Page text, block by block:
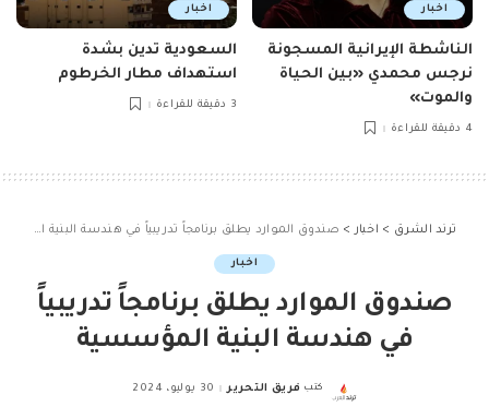
اخبار
الناشطة الإيرانية المسجونة
نرجس محمدي «بين الحياة
والموت»
4 دقيقة للقراءة
اخبار
السعودية تدين بشدة
استهداف مطار الخرطوم
3 دقيقة للقراءة
ترند الشرق > اخبار > صندوق الموارد يطلق برنامجاً تدريبياً في هندسة البنية المؤسسية
اخبار
صندوق الموارد يطلق برنامجاً تدريبياً
في هندسة البنية المؤسسية
Posted
كتب فريق التحرير 30 يوليو، 2024